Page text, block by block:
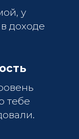
у
доходе
тебе